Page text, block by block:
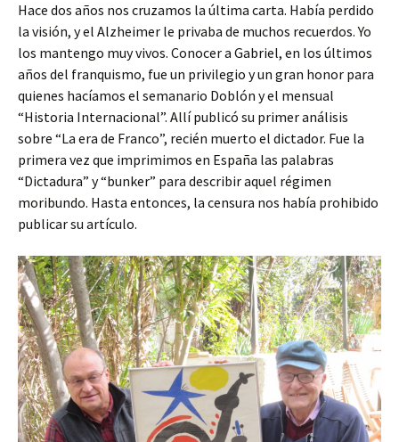
Hace dos años nos cruzamos la última carta. Había perdido
la visión, y el Alzheimer le privaba de muchos recuerdos. Yo
los mantengo muy vivos. Conocer a Gabriel, en los últimos
años del franquismo, fue un privilegio y un gran honor para
quienes hacíamos el semanario Doblón y el mensual
“Historia Internacional”. Allí publicó su primer análisis
sobre “La era de Franco”, recién muerto el dictador. Fue la
primera vez que imprimimos en España las palabras
“Dictadura” y “bunker” para describir aquel régimen
moribundo. Hasta entonces, la censura nos había prohibido
publicar su artículo.